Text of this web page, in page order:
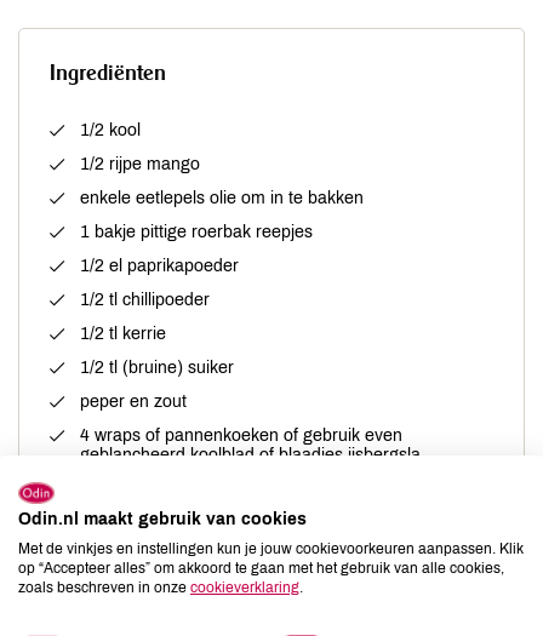
Ingrediënten
1/2 kool
1/2 rijpe mango
enkele eetlepels olie om in te bakken
1 bakje pittige roerbak reepjes
1/2 el paprikapoeder
1/2 tl chillipoeder
1/2 tl kerrie
1/2 tl (bruine) suiker
peper en zout
4 wraps of pannenkoeken of gebruik even
geblancheerd koolblad of blaadjes ijsbergsla
Bereiding
Odin.nl maakt gebruik van cookies
Met de vinkjes en instellingen kun je jouw cookievoorkeuren aanpassen. Klik
op “Accepteer alles” om akkoord te gaan met het gebruik van alle cookies,
zoals beschreven in onze cookieverklaring